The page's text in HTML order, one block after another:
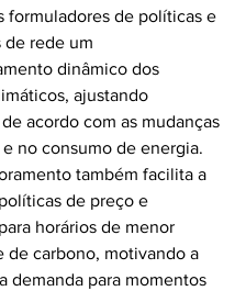
formuladores de políticas e
de rede um
dinâmico dos
ajustando
acordo com as mudanças
e no consumo de energia.
também facilita a
de preço e
horários de menor
de carbono, motivando a
demanda para momentos